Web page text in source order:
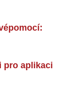
pro aplikaci